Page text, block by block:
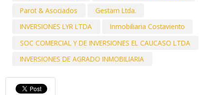
Parot & Asociados
Gestam Ltda.
INVERSIONES LYR LTDA
Inmobiliaria Costaviento
SOC COMERCIAL Y DE INVERSIONES EL CAUCASO LTDA
INVERSIONES DE AGRADO INMOBILIARIA